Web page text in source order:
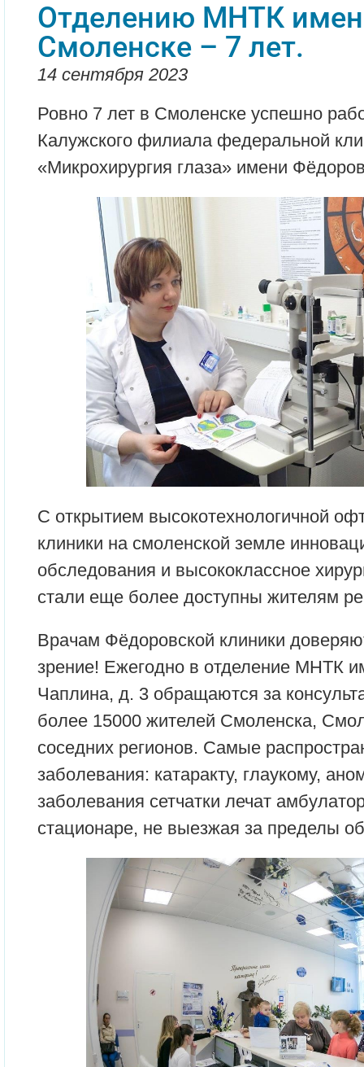
Отделению МНТК
Смоленске – 7 лет.
14 сентября 2023
Ровно 7 лет в Смоленске успешно
Калужского филиала федеральной
«Микрохирургия глаза» имени
С открытием высокотехнологичной
клиники на смоленской земле
обследования и высококлассное
стали еще более доступны жителям
Врачам Фёдоровской клиники
зрение! Ежегодно в отделение МНТК
Чаплина, д. 3 обращаются за
более 15000 жителей Смоленска,
соседних регионов. Самые
заболевания: катаракту, глаукому,
заболевания сетчатки лечат
стационаре, не выезжая за пределы